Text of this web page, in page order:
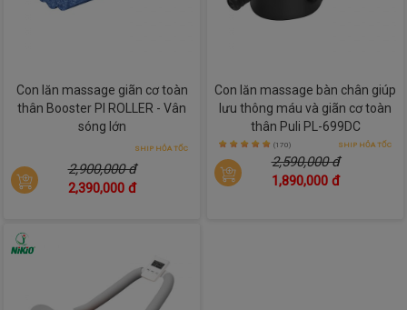
Con lăn massage giãn cơ toàn
thân Booster PI ROLLER - Vân
sóng lớn
SHIP HỎA TỐC
2,900,000 đ
2,390,000 đ
Con lăn massage bàn chân giúp
lưu thông máu và giãn cơ toàn
thân Puli PL-699DC
(170) SHIP HỎA TỐC
2,590,000 đ
1,890,000 đ